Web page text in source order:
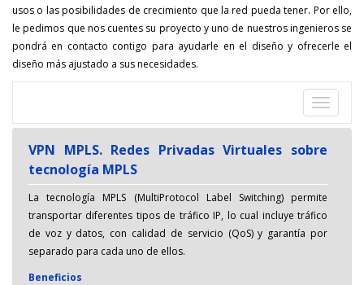
usos o las posibilidades de crecimiento que la red pueda tener. Por ello,
le pedimos que nos cuentes su proyecto y uno de nuestros ingenieros se
pondrá en contacto contigo para ayudarle en el diseño y ofrecerle el
diseño más ajustado a sus necesidades.
VPN MPLS. Redes Privadas Virtuales sobre
tecnología MPLS
La tecnología MPLS (MultiProtocol Label Switching) permite
transportar diferentes tipos de tráfico IP, lo cual incluye tráfico
de voz y datos, con calidad de servicio (QoS) y garantía por
separado para cada uno de ellos.
Beneficios